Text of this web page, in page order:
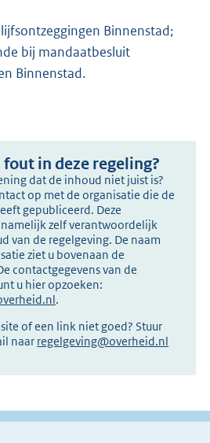
Binnenstad;
bij mandaatbesluit
Binnenstad.
fout in deze regeling?
dat de inhoud niet juist is?
op met de organisatie die de
gepubliceerd. Deze
zelf verantwoordelijk
van de regelgeving. De naam
ziet u bovenaan de
contactgegevens van de
u hier opzoeken:
.
of een link niet goed? Stuur
naar regelgeving@overheid.nl